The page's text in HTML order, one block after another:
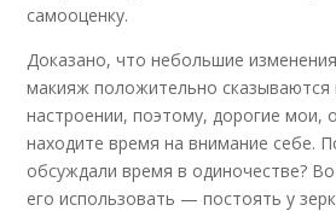
самооценку.
Доказано, что небольшие
макияж положительно сказываются
настроении, поэтому, дорогие мои,
находите время на внимание себе.
обсуждали время в одиночестве?
его использовать — постоять у